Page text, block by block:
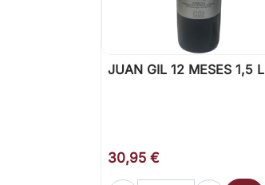
 Vista rápida
JUAN GIL 12 MESES 1,5 L
30,95 €